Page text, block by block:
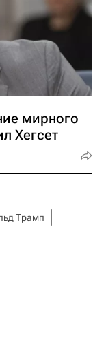
мирного
Хегсет
Трамп